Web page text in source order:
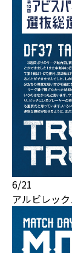
6/21
アルビレッ